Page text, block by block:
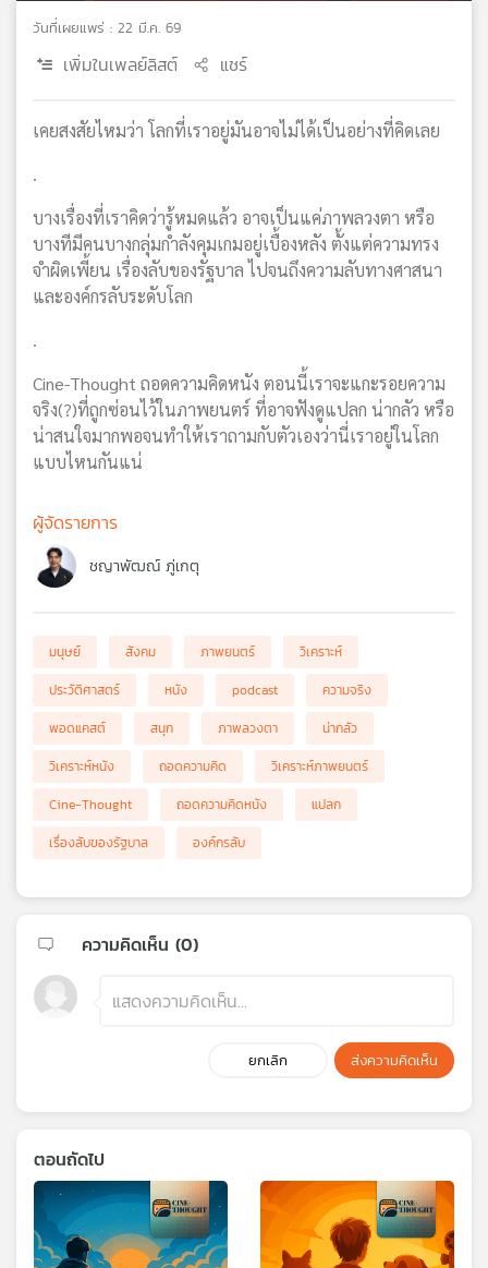
เครือ
วันที่เผยแพร่ : 22 มี.ค. 69
เพิ่มในเพลย์ลิสต์ แชร์
เคยสงสัยไหมว่า โลกที่เราอยู่มันอาจไม่ได้เป็นอย่างที่คิดเลย
.
บางเรื่องที่เราคิดว่ารู้หมดแล้ว อาจเป็นแค่ภาพลวงตา หรือ
บางทีมีคนบางกลุ่มกำลังคุมเกมอยู่เบื้องหลัง ตั้งแต่ความทรง
จำผิดเพี้ยน เรื่องลับของรัฐบาล ไปจนถึงความลับทางศาสนา
และองค์กรลับระดับโลก
.
Cine-Thought ถอดความคิดหนัง ตอนนี้เราจะแกะรอยความ
จริง(?)ที่ถูกซ่อนไว้ในภาพยนตร์ ที่อาจฟังดูแปลก น่ากลัว หรือ
น่าสนใจมากพอจนทำให้เราถามกับตัวเองว่านี่เราอยู่ในโลก
แบบไหนกันแน่
ผู้จัดรายการ
ชญาพัฒณ์ ภู่เกตุ
มนุษย์ สังคม ภาพยนตร์
วิเคราะห์
ประวัติศาสตร์
หนัง podcast
ความจริง
พอดแคสต์
สนุก ภาพลวงตา
น่ากลัว
วิเคราะห์หนัง
ถอดความคิด
วิเคราะห์ภาพยนตร์
Cine-Thought
ถอดความคิดหนัง
แปลก
เรื่องลับของรัฐบาล
องค์กรลับ
ความคิดเห็น (0)
ยกเลิก ส่งความคิดเห็น
ตอนถัดไป